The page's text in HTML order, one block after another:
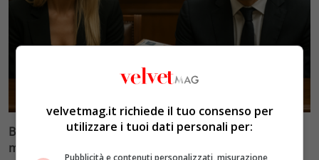
Blasi vs Totti: il giudice riduce l’assegno di
mantenimento a 10.900 euro
velvetmag.it richiede il tuo consenso per
utilizzare i tuoi dati personali per:
Pubblicità e contenuti personalizzati, misurazione